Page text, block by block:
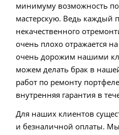
минимуму возможность
мастерскую. Ведь каждый
некачественного
очень плохо отражается
очень дорожим нашими
можем делать брак в
работ по ремонту
внутренняя гарантия в
Для наших клиентов
и безналичной оплаты. Мы